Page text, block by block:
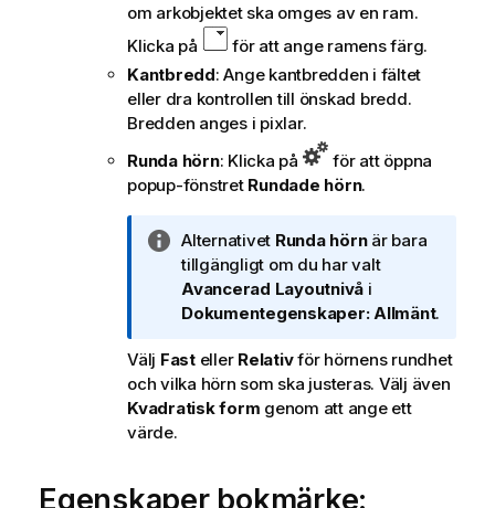
om arkobjektet ska omges av en ram.
Klicka på
för att ange ramens färg.
Kantbredd: Ange kantbredden i fältet
eller dra kontrollen till önskad bredd.
Bredden anges i pixlar.
Runda hörn: Klicka på
för att öppna
popup-fönstret Rundade hörn.
A
n
t
e
k
n
i
Alternativet Runda hörnär bara
tillgängligt om du har valt
Avancerad Layoutnivå i
Dokumentegenskaper: Allmänt.
Välj Fast eller Relativför hörnens rundhet
och vilka hörn som ska justeras. Välj även
Kvadratisk form genom att ange ett
värde.
Egenskaper bokmärke: